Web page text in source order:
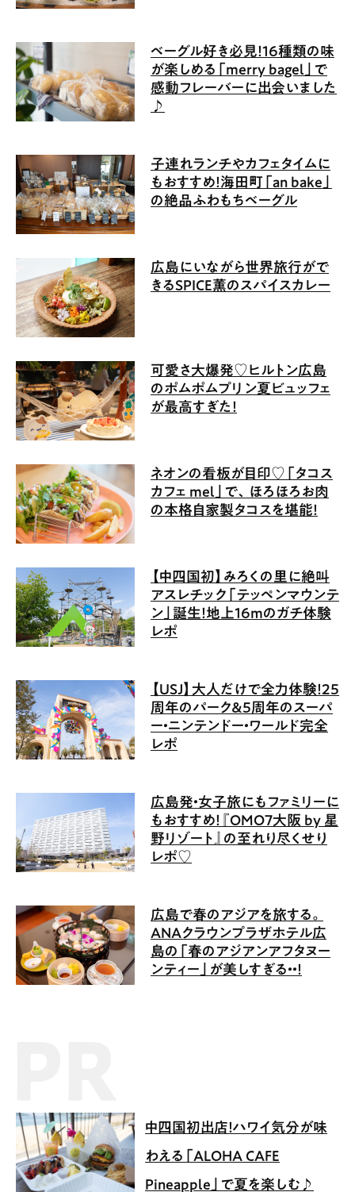
ベーグル好き必見！16種類の味
が楽しめる「merry bagel」で
感動フレーバーに出会いました
♪
子連れランチやカフェタイムに
もおすすめ！海田町「an bake」
の絶品ふわもちベーグル
広島にいながら世界旅行がで
きるSPICE薫のスパイスカレー
可愛さ大爆発♡ヒルトン広島
のポムポムプリン夏ビュッフェ
が最高すぎた！
ネオンの看板が目印♡「タコス
カフェ mel」で、ほろほろお肉
の本格自家製タコスを堪能！
【中四国初】みろくの里に絶叫
アスレチック「テッペンマウンテ
ン」誕生！地上16mのガチ体験
レポ
【USJ】大人だけで全力体験！25
周年のパーク＆5周年のスーパ
ー・ニンテンドー・ワールド完全
レポ
広島発・女子旅にもファミリーに
もおすすめ！『OMO7大阪 by 星
野リゾート』の至れり尽くせり
レポ♡
広島で春のアジアを旅する。
ANAクラウンプラザホテル広
島の「春のアジアンアフタヌー
ンティー」が美しすぎる・・！
中四国初出店！ハワイ気分が味
わえる「ALOHA CAFE
Pineapple」で夏を楽しむ♪